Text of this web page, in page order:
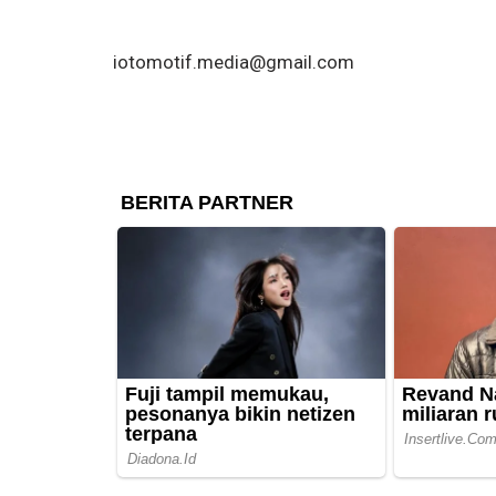
iotomotif.media@gmail.com